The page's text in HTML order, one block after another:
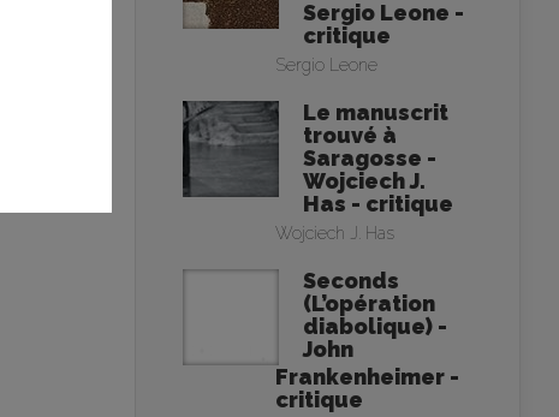
Sergio Leone -
critique
Sergio Leone
Le manuscrit
trouvé à
Saragosse -
Wojciech J.
Has - critique
Wojciech J. Has
Seconds
(L’opération
diabolique) -
John
Frankenheimer -
critique